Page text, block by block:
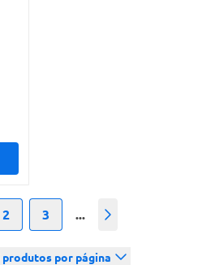
2 3 ... Próximo
produtos por página